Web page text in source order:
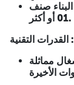
حيازة شهادة التأهيل والتصنيف المهني في مجال البناء صنف 01
أو أكثر.
القدرات التقنية :
خلال
صنف
01 أو أكثر.
القدرات التقنية :
مماثلة